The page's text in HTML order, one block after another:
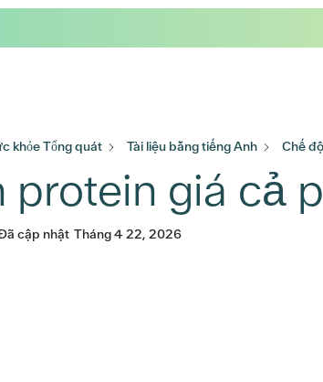
khỏe Tổng quát Tài liệu bằng tiếng Anh Chế
protein giá cả
cập nhật Tháng 4 22, 2026